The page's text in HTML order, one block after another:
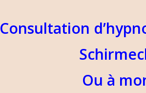
Consultation
Ou à